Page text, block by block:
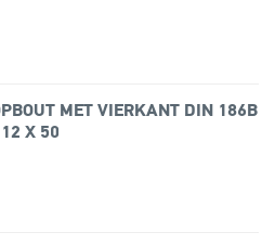
MET VIERKANT DIN 186B
X 50